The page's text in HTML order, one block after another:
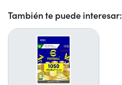
También te puede interesar: